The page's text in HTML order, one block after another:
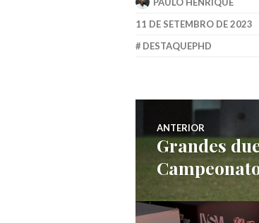
PAULO HENRIQUE
11 DE SETEMBRO DE 2023
DESTAQUEPHD
ANTERIOR
Grandes